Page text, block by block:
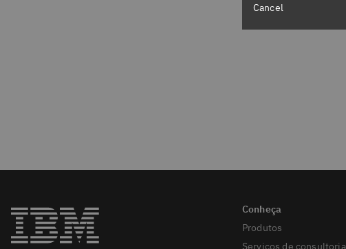
Produtos
Serviços de consultoria
Cancel